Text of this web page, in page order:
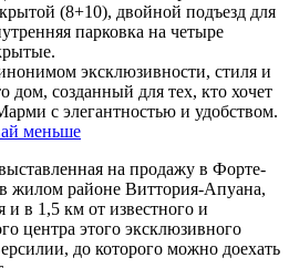
(8+10), двойной подъезд для
парковка на четыре
эксклюзивности, стиля и
дом, созданный для тех, кто хочет
с элегантностью и удобством.
меньше
на продажу в Форте-
жилом районе Виттория-Апуана,
и в 1,5 км от известного и
центра этого эксклюзивного
до которого можно доехать